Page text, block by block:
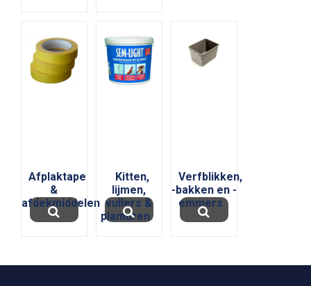
Afplaktape
&
afdekmiddelen
Kitten,
lijmen,
vullers &
plamuren
Verfblikken,
-bakken en -
emmers